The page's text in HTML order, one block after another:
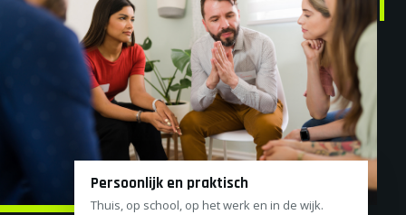
Persoonlijk en praktisch
Thuis, op school, op het werk en in de wijk.